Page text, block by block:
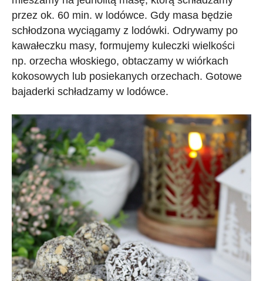
przez ok. 60 min. w lodówce. Gdy masa będzie
schłodzona wyciągamy z lodówki. Odrywamy po
kawałeczku masy, formujemy kuleczki wielkości
np. orzecha włoskiego, obtaczamy w wiórkach
kokosowych lub posiekanych orzechach. Gotowe
bajaderki schładzamy w lodówce.